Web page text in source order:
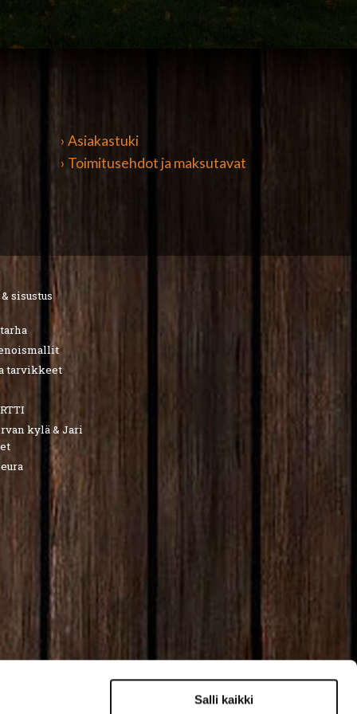
Salli kaikki
› Asiakastuki
› Toimitusehdot ja maksutavat
sisustus
tarvikkeet
kylä & Jari